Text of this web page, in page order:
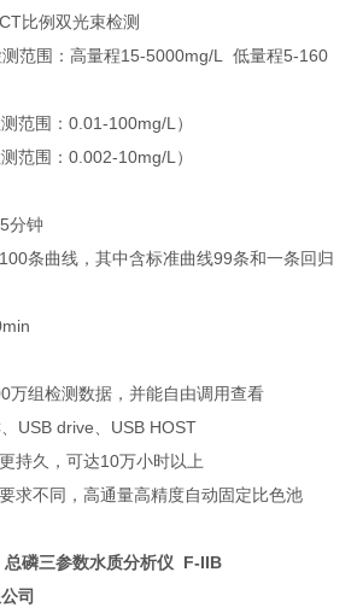
比例双光束检测
范围：高量程15-5000mg/L 低量程5-160
0.01-100mg/L）
0.002-10mg/L）
分钟
条曲线，其中含标准曲线99条和一条回归
组检测数据，并能自由调用查看
USB drive、USB HOST
持久，可达10万小时以上
求不同，高通量高精度自动固定比色池
总磷三参数水质分析仪 F-IIB
司